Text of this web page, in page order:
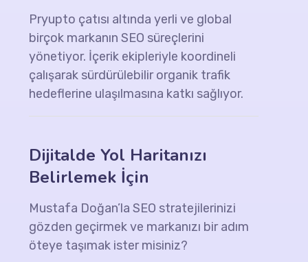
Pryupto çatısı altında yerli ve global
birçok markanın SEO süreçlerini
yönetiyor. İçerik ekipleriyle koordineli
çalışarak sürdürülebilir organik trafik
hedeflerine ulaşılmasına katkı sağlıyor.
Dijitalde Yol Haritanızı
Belirlemek İçin
Mustafa Doğan’la SEO stratejilerinizi
gözden geçirmek ve markanızı bir adım
öteye taşımak ister misiniz?